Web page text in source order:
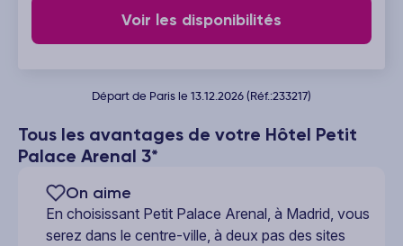
Tous les avantages de votre Hôtel Petit
Palace Arenal 3*
On aime
En choisissant Petit Palace Arenal, à Madrid, vous
serez dans le centre-ville, à deux pas des sites
Voir les disponibilités
Départ de Paris le 13.12.2026 (Réf.:233217)